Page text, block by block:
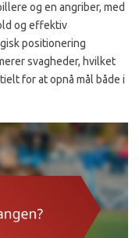
og en angriber, med
og effektiv
positionering
svagheder, hvilket
for at opnå mål både i